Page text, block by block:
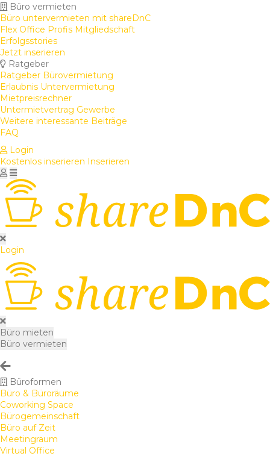
Büro vermieten
Büro untervermieten mit shareDnC
Flex Office Profis Mitgliedschaft
Erfolgsstories
Jetzt inserieren
Ratgeber
Ratgeber Bürovermietung
Erlaubnis Untervermietung
Mietpreisrechner
Untermietvertrag Gewerbe
Weitere interessante Beiträge
FAQ
Login
Kostenlos inserieren Inserieren
Login
Büro mieten
Büro vermieten
Büroformen
Büro & Büroräume
Coworking Space
Bürogemeinschaft
Büro auf Zeit
Meetingraum
Virtual Office